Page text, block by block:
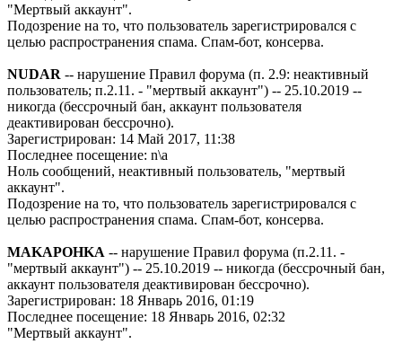
"Мертвый аккаунт".
Подозрение на то, что пользователь зарегистрировался с
целью распространения спама. Спам-бот, консерва.
NUDAR -- нарушение Правил форума (п. 2.9: неактивный
пользователь; п.2.11. - "мертвый аккаунт") -- 25.10.2019 --
никогда (бессрочный бан, аккаунт пользователя
деактивирован бессрочно).
Зарегистрирован: 14 Май 2017, 11:38
Последнее посещение: n\a
Ноль сообщений, неактивный пользователь, "мертвый
аккаунт".
Подозрение на то, что пользователь зарегистрировался с
целью распространения спама. Спам-бот, консерва.
MAKAPOHKA -- нарушение Правил форума (п.2.11. -
"мертвый аккаунт") -- 25.10.2019 -- никогда (бессрочный бан,
аккаунт пользователя деактивирован бессрочно).
Зарегистрирован: 18 Январь 2016, 01:19
Последнее посещение: 18 Январь 2016, 02:32
"Мертвый аккаунт".